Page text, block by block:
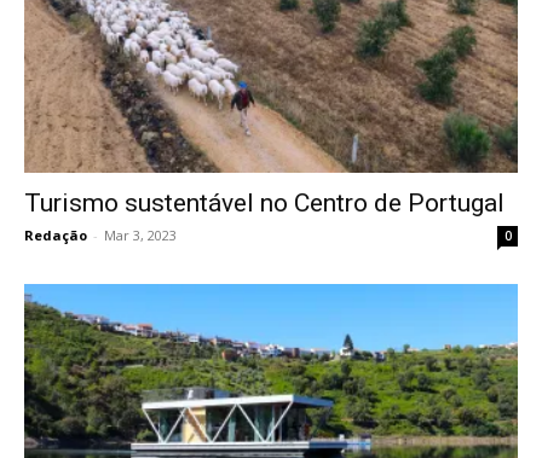
Turismo sustentável no Centro de Portugal
Redação - Mar 3, 2023 0